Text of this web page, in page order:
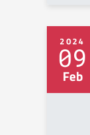
2024
09
Feb